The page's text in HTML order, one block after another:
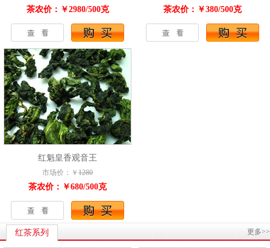
茶农价：￥2980/500克 茶农价：￥380/500克
红魁皇香观音王
市场价：￥ 1280
茶农价：￥680/500克
红茶系列 更多>>